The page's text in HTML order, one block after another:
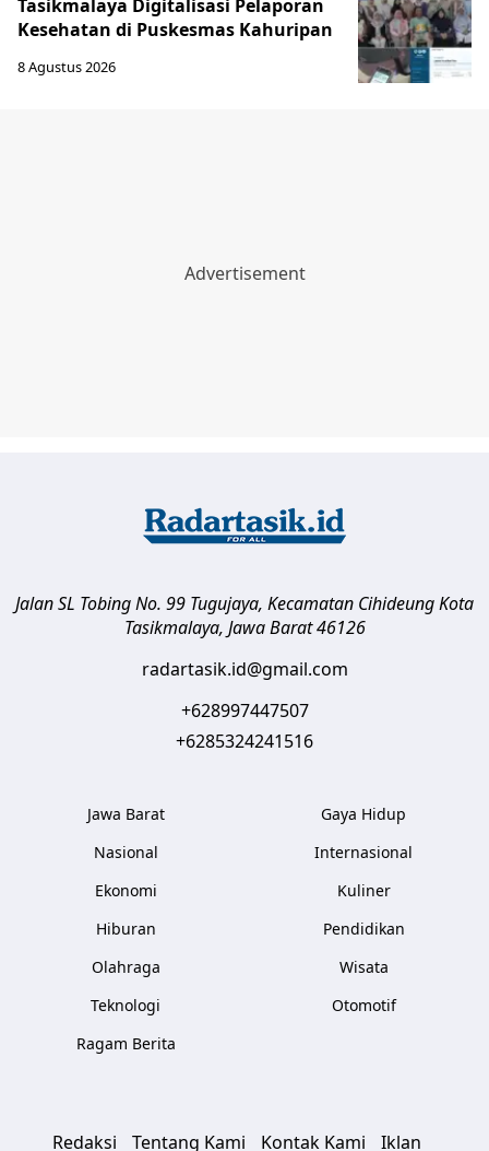
Tasikmalaya Digitalisasi Pelaporan
Kesehatan di Puskesmas Kahuripan
8 Agustus 2026
Jalan SL Tobing No. 99 Tugujaya, Kecamatan CihideungKota
Tasikmalaya, Jawa Barat 46126
radartasik.id@gmail.com
+628997447507
+6285324241516
Jawa Barat
Nasional
Ekonomi
Hiburan
Olahraga
Teknologi
Ragam Berita
Gaya Hidup
Internasional
Kuliner
Pendidikan
Wisata
Otomotif
Redaksi Tentang Kami Kontak Kami Iklan